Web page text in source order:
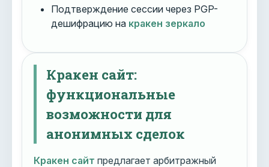
Подтверждение сессии через PGP-
дешифрацию на кракен зеркало
Кракен сайт:
функциональные
возможности для
анонимных сделок
Кракен сайт предлагает арбитражный